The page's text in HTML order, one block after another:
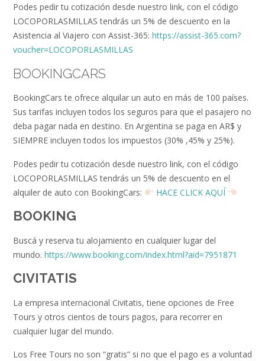
Podes pedir tu cotización desde nuestro link, con el código
LOCOPORLASMILLAS tendrás un 5% de descuento en la
Asistencia al Viajero con Assist-365: https://assist-365.com?
voucher=LOCOPORLASMILLAS
BOOKINGCARS
BookingCars te ofrece alquilar un auto en más de 100 países.
Sus tarifas incluyen todos los seguros para que el pasajero no
deba pagar nada en destino. En Argentina se paga en AR$ y
SIEMPRE incluyen todos los impuestos (30% ,45% y 25%).
Podes pedir tu cotización desde nuestro link, con el código
LOCOPORLASMILLAS tendrás un 5% de descuento en el
alquiler de auto con BookingCars:
HACE CLICK AQUÍ
BOOKING
Buscá y reserva tu alojamiento en cualquier lugar del
mundo. https://www.booking.com/index.html?aid=7951871
CIVITATIS
La empresa internacional Civitatis, tiene opciones de Free
Tours y otros cientos de tours pagos, para recorrer en
cualquier lugar del mundo.
Los Free Tours no son “gratis” si no que el pago es a voluntad